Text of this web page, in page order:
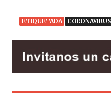
ETIQUETADA CORONAVIRUS